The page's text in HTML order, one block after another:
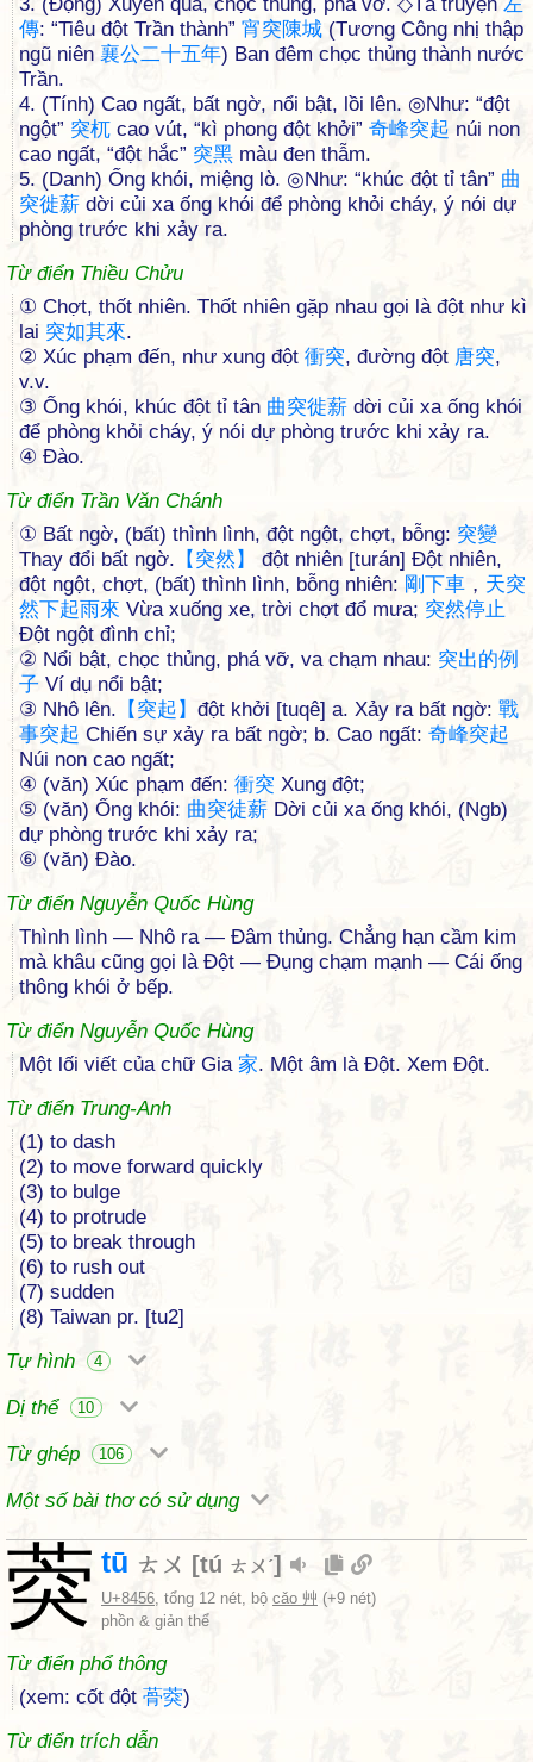
傳: “Tiêu đột Trần thành” 宵突陳城 (Tương Công nhị thập
ngũ niên 襄公二十五年) Ban đêm chọc thủng thành nước
Trần.
4. (Tính) Cao ngất, bất ngờ, nổi bật, lồi lên. ◎Như: “đột
ngột” 突杌 cao vút, “kì phong đột khởi” 奇峰突起 núi non
cao ngất, “đột hắc” 突黑 màu đen thẫm.
5. (Danh) Ống khói, miệng lò. ◎Như: “khúc đột tỉ tân” 曲
突徙薪 dời củi xa ống khói để phòng khỏi cháy, ý nói dự
phòng trước khi xảy ra.
Từ điển Thiều Chửu
① Chợt, thốt nhiên. Thốt nhiên gặp nhau gọi là đột như kì
lai 突如其來.
② Xúc phạm đến, như xung đột 衝突, đường đột 唐突,
v.v.
③ Ống khói, khúc đột tỉ tân 曲突徙薪 dời củi xa ống khói
để phòng khỏi cháy, ý nói dự phòng trước khi xảy ra.
④ Ðào.
Từ điển Trần Văn Chánh
① Bất ngờ, (bất) thình lình, đột ngột, chợt, bỗng: 突變
Thay đổi bất ngờ. 【 突然 】
đột nhiên [turán] Đột nhiên,
đột ngột, chợt, (bất) thình lình, bỗng nhiên: 剛下車 ， 天突
然下起雨來 Vừa xuống xe, trời chợt đổ mưa; 突然停止
Đột ngột đình chỉ;
② Nổi bật, chọc thủng, phá vỡ, va chạm nhau: 突出的例
子 Ví dụ nổi bật;
③ Nhô lên. 【 突起 】 đột khởi [tuqê] a. Xảy ra bất ngờ: 戰
事突起 Chiến sự xảy ra bất ngờ; b. Cao ngất: 奇峰突起
Núi non cao ngất;
④ (văn) Xúc phạm đến: 衝突 Xung đột;
⑤ (văn) Ống khói: 曲突徒薪 Dời củi xa ống khói, (Ngb)
dự phòng trước khi xảy ra;
⑥ (văn) Đào.
Từ điển Nguyễn Quốc Hùng
Thình lình — Nhô ra — Đâm thủng. Chẳng hạn cầm kim
mà khâu cũng gọi là Đột — Đụng chạm mạnh — Cái ống
thông khói ở bếp.
Từ điển Nguyễn Quốc Hùng
Một lối viết của chữ Gia 家. Một âm là Đột. Xem Đột.
Từ điển Trung-Anh
(1) to dash
(2) to move forward quickly
(3) to bulge
(4) to protrude
(5) to break through
(6) to rush out
(7) sudden
(8) Taiwan pr. [tu2]
Tự hình
4
Dị thể 10
Từ ghép 106
Một số bài thơ có sử dụng
葖 tū ㄊㄨ [tú ㄊㄨˊ]
U+8456, tổng 12 nét, bộ cǎo 艸 (+9 nét)
phồn & giản thể
Từ điển phổ thông
(xem: cốt đột 蓇葖)
Từ điển trích dẫn